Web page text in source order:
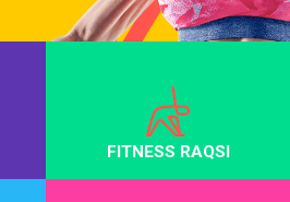
FITNESS RAQSI